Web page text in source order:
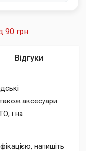
від 90 грн
Відгуки
також аксесуари —
і на
напишіть